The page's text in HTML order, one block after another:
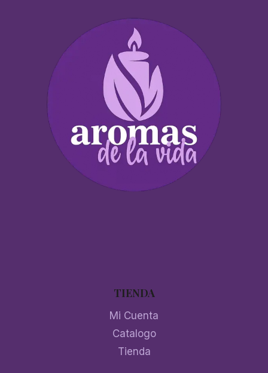
TIENDA
Mi Cuenta
Catalogo
Tienda